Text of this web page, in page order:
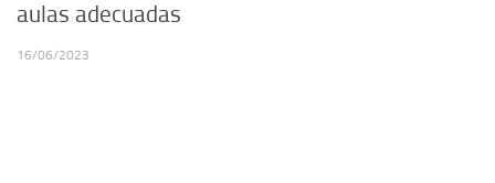
aulas adecuadas
16/06/2023